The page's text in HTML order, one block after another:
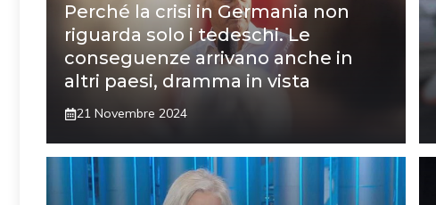
Perché la crisi in Germania non
riguarda solo i tedeschi. Le
conseguenze arrivano anche in
altri paesi, dramma in vista
21 Novembre 2024